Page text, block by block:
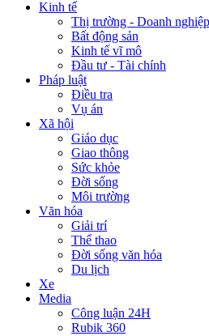
Kinh tế
Thị trường - Doanh nghiệp
Bất động sản
Kinh tế vĩ mô
Đầu tư - Tài chính
Pháp luật
Điều tra
Vụ án
Xã hội
Giáo dục
Giao thông
Sức khỏe
Đời sống
Môi trường
Văn hóa
Giải trí
Thể thao
Đời sống văn hóa
Du lịch
Xe
Media
Công luận 24H
Rubik 360